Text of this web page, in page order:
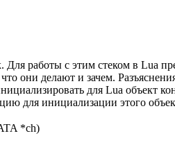
Для работы с этим стеком в Lua
они делают и зачем.
для Lua объект
для инициализации этого
*ch)